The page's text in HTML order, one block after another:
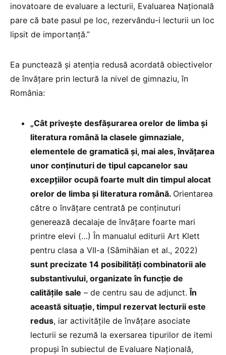
inovatoare de evaluare a lecturii, Evaluarea Naţională
pare că bate pasul pe loc, rezervându-i lecturii un loc
lipsit de importanţă.”
Ea punctează și atenția redusă acordată obiectivelor
de învățare prin lectură la nivel de gimnaziu, în
România:
„Cât priveşte desfăşurarea orelor de limba şi
literatura română la clasele gimnaziale,
elementele de gramatică şi, mai ales, învăţarea
unor conţinuturi de tipul capcanelor sau
excepţiilor ocupă foarte mult din timpul alocat
orelor de limba şi literatura română. Orientarea
către o învăţare centrată pe conţinuturi
generează decalaje de învăţare foarte mari
printre elevi (…) În manualul editurii Art Klett
pentru clasa a VII-a (Sâmihăian et al., 2022)
sunt precizate 14 posibilităţi combinatorii ale
substantivului, organizate în funcţie de
calităţile sale – de centru sau de adjunct.În
această situaţie, timpul rezervat lecturii este
redus, iar activităţile de învăţare asociate
lecturii se rezumă la exersarea tipurilor de itemi
propuşi în subiectul de Evaluare Naţională,